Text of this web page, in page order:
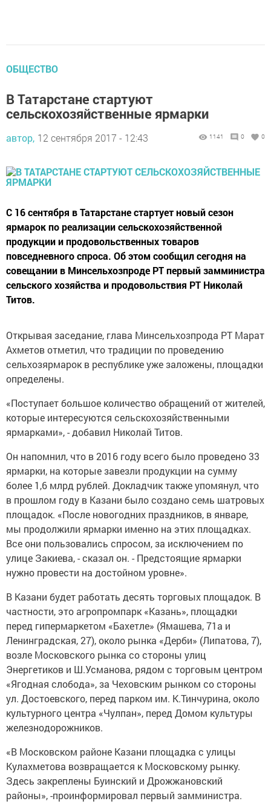
ОБЩЕСТВО
В Татарстане стартуют
сельскохозяйственные ярмарки
автор, 12 сентября 2017 - 12:43 1141 0 0
С 16 сентября в Татарстане стартует новый сезон
ярмарок по реализации сельскохозяйственной
продукции и продовольственных товаров
повседневного спроса. Об этом сообщил сегодня на
совещании в Минсельхозпроде РТ первый замминистра
сельского хозяйства и продовольствия РТ Николай
Титов.
Открывая заседание, глава Минсельхозпрода РТ Марат
Ахметов отметил, что традиции по проведению
сельхозярмарок в республике уже заложены, площадки
определены.
«Поступает большое количество обращений от жителей,
которые интересуются сельскохозяйственными
ярмарками», - добавил Николай Титов.
Он напомнил, что в 2016 году всего было проведено 33
ярмарки, на которые завезли продукции на сумму
более 1,6 млрд рублей. Докладчик также упомянул, что
в прошлом году в Казани было создано семь шатровых
площадок. «После новогодних праздников, в январе,
мы продолжили ярмарки именно на этих площадках.
Все они пользовались спросом, за исключением по
улице Закиева, - сказал он. - Предстоящие ярмарки
нужно провести на достойном уровне».
В Казани будет работать десять торговых площадок. В
частности, это агропромпарк «Казань», площадки
перед гипермаркетом «Бахетле» (Ямашева, 71а и
Ленинградская, 27), около рынка «Дерби» (Липатова, 7),
возле Московского рынка со стороны улиц
Энергетиков и Ш.Усманова, рядом с торговым центром
«Ягодная слобода», за Чеховским рынком со стороны
ул. Достоевского, перед парком им. К.Тинчурина, около
культурного центра «Чулпан», перед Домом культуры
железнодорожников.
«В Московском районе Казани площадка с улицы
Кулахметова возвращается к Московскому рынку.
Здесь закреплены Буинский и Дрожжановский
районы», -проинформировал первый замминистра.